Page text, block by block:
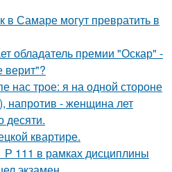
Самаре могут превратить в
обладатель премии "Оскар" -
верит"?
нас трое: я на одной стороне
напротив - женщина лет
десяти.
квартире.
Р 111 в рамках дисциплины